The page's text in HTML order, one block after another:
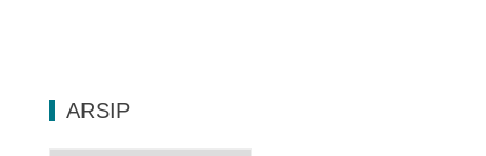
ARSIP